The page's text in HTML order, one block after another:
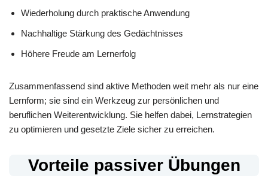
Wiederholung durch praktische Anwendung
Nachhaltige Stärkung des Gedächtnisses
Höhere Freude am Lernerfolg
Zusammenfassend sind aktive Methoden weit mehr als nur eine
Lernform; sie sind ein Werkzeug zur persönlichen und
beruflichen Weiterentwicklung. Sie helfen dabei, Lernstrategien
zu optimieren und gesetzte Ziele sicher zu erreichen.
Vorteile passiver Übungen